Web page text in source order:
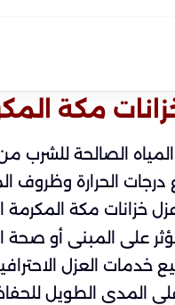
مكة
المياه الصالحة
الحرارة وظروف
خزانات مكة
تؤثر على المبنى أو
العزل
المدى الطويل